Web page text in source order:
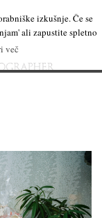
izkušnje. Če se
ali zapustite spletno
več